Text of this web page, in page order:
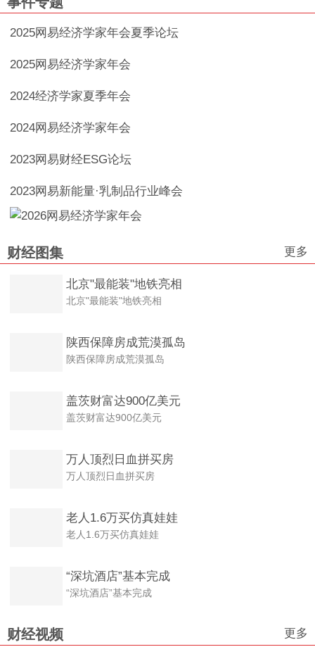
2025网易经济学家年会夏季论坛
2025网易经济学家年会
2024经济学家夏季年会
2024网易经济学家年会
2023网易财经ESG论坛
2023网易新能量·乳制品行业峰会
财经图集 更多
北京"最能装"地铁亮相
北京"最能装"地铁亮相
陕西保障房成荒漠孤岛
陕西保障房成荒漠孤岛
盖茨财富达900亿美元
盖茨财富达900亿美元
万人顶烈日血拼买房
万人顶烈日血拼买房
老人1.6万买仿真娃娃
老人1.6万买仿真娃娃
“深坑酒店”基本完成
“深坑酒店”基本完成
财经视频 更多